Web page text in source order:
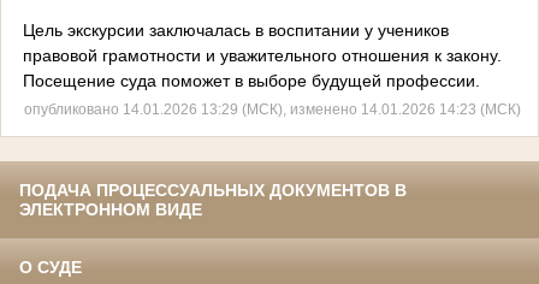
Цель экскурсии заключалась в воспитании у учеников
правовой грамотности и уважительного отношения к закону.
Посещение суда поможет в выборе будущей профессии.
опубликовано 14.01.2026 13:29 (МСК), изменено 14.01.2026 14:23 (МСК)
ПОДАЧА ПРОЦЕССУАЛЬНЫХ ДОКУМЕНТОВ В
ЭЛЕКТРОННОМ ВИДЕ
О СУДЕ